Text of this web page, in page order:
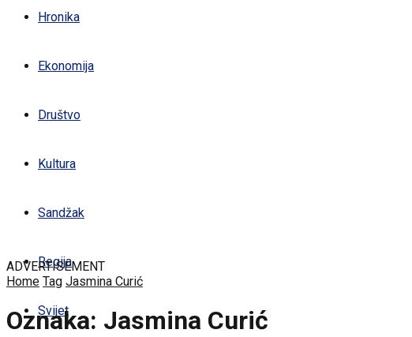
Hronika
Ekonomija
Društvo
Kultura
Sandžak
Regija
Svijet
ADVERTISEMENT
Home Tag Jasmina Curić
Oznaka: Jasmina Curić